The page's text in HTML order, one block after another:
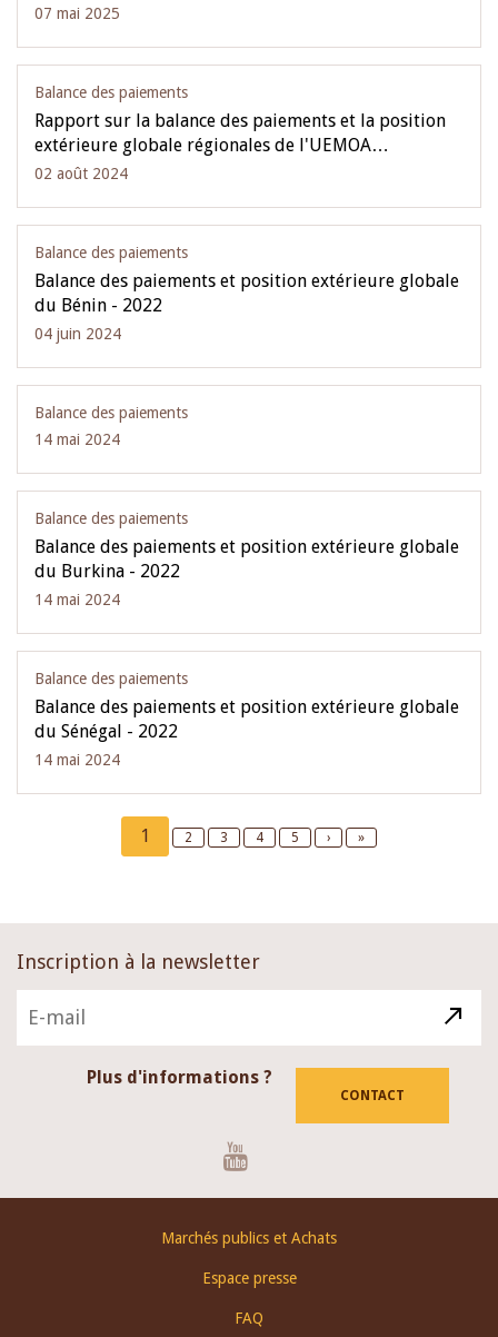
07 mai 2025
Balance des paiements
Rapport sur la balance des paiements et la position
extérieure globale régionales de l'UEMOA…
02 août 2024
Balance des paiements
Balance des paiements et position extérieure globale
du Bénin - 2022
04 juin 2024
Balance des paiements
14 mai 2024
Balance des paiements
Balance des paiements et position extérieure globale
du Burkina - 2022
14 mai 2024
Balance des paiements
Balance des paiements et position extérieure globale
du Sénégal - 2022
14 mai 2024
Current
page
1 Page
2 Page
3 Page
4 Page
5
Next
›
Last
»
Inscription à la newsletter
Plus d'informations ?
CONTACT
Marchés publics et Achats
Espace presse
FAQ